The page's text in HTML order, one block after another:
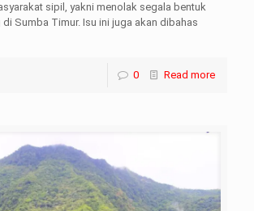
sipil, yakni menolak segala bentuk
Sumba Timur. Isu ini juga akan dibahas
0 Read more